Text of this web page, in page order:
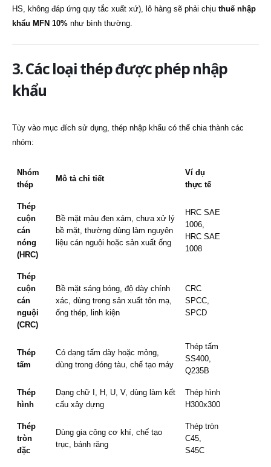
HS, không đáp ứng quy tắc xuất xứ), lô hàng sẽ phải chịu thuế nhập
khẩu MFN 10% như bình thường.
3. Các loại thép được phép nhập
khẩu
Tùy vào mục đích sử dụng, thép nhập khẩu có thể chia thành các
nhóm:
Nhóm
thép
Mô tả chi tiết
Ví dụ
thực tế
Thép
cuộn
cán
nóng
(HRC)
Bề mặt màu đen xám, chưa xử lý
bề mặt, thường dùng làm nguyên
liệu cán nguội hoặc sản xuất ống
HRC SAE
1006,
HRC SAE
1008
Thép
cuộn
cán
nguội
(CRC)
Bề mặt sáng bóng, độ dày chính
xác, dùng trong sản xuất tôn mạ,
ống thép, linh kiện
CRC
SPCC,
SPCD
Thép
tấm
Có dạng tấm dày hoặc mỏng,
dùng trong đóng tàu, chế tạo máy
Thép tấm
SS400,
Q235B
Thép
hình
Dạng chữ I, H, U, V, dùng làm kết
cấu xây dựng
Thép hình
H300x300
Thép
tròn
đặc
Dùng gia công cơ khí, chế tạo
trục, bánh răng
Thép tròn
C45,
S45C